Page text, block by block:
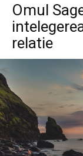
Omul
relatie